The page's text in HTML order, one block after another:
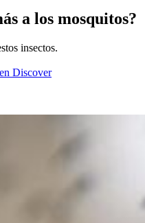
a los mosquitos?
insectos.
Discover